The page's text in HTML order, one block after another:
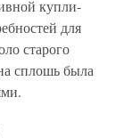
купли-
для
старого
сплошь была